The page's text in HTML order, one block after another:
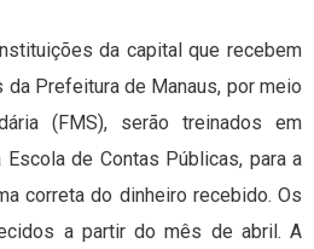
da capital que recebem
Prefeitura de Manaus, por meio
(FMS), serão treinados em
de Contas Públicas, para a
correta do dinheiro recebido. Os
a partir do mês de abril. A